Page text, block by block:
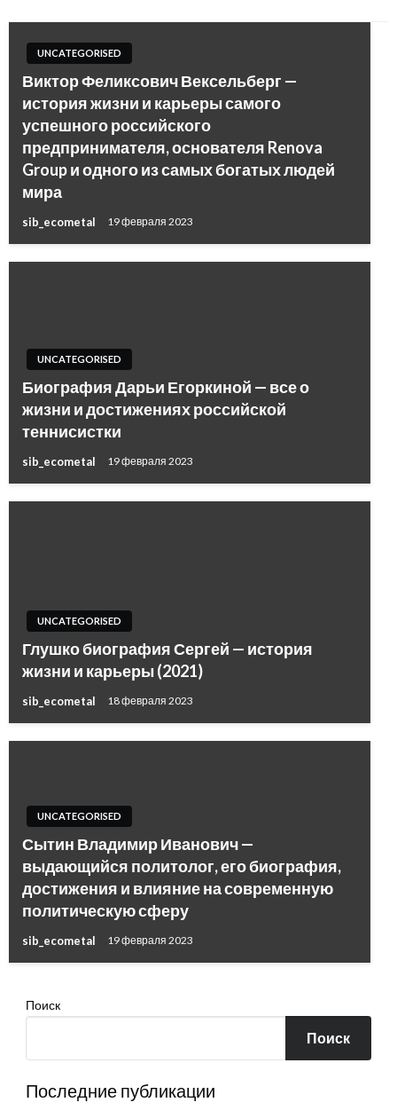
UNCATEGORISED
Виктор Феликсович Вексельберг —
история жизни и карьеры самого
успешного российского
предпринимателя, основателя Renova
Group и одного из самых богатых людей
мира
sib_ecometal 19 февраля 2023
UNCATEGORISED
Биография Дарьи Егоркиной — все о
жизни и достижениях российской
теннисистки
sib_ecometal 19 февраля 2023
UNCATEGORISED
Глушко биография Сергей — история
жизни и карьеры (2021)
sib_ecometal 18 февраля 2023
UNCATEGORISED
Сытин Владимир Иванович —
выдающийся политолог, его биография,
достижения и влияние на современную
политическую сферу
sib_ecometal 19 февраля 2023
Поиск
Поиск
Последние публикации